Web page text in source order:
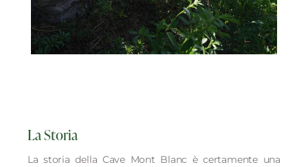
La Storia
La storia della Cave Mont Blanc è certamente una